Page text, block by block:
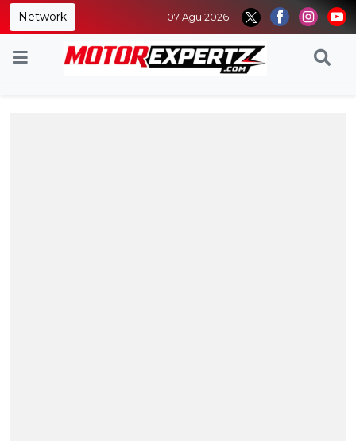
Network 07 Agu 2026